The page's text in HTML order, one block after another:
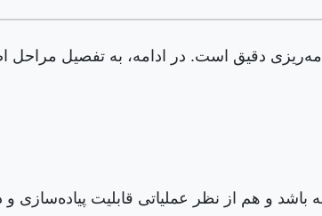
دقیق است. در ادامه، به تفصیل مراحل
و هم از نظر عملیاتی قابلیت پیاده‌سازی و